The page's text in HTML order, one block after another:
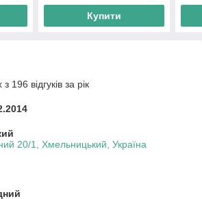
Купити
196 відгуків за рік
20/1, Хмельницький, Україна